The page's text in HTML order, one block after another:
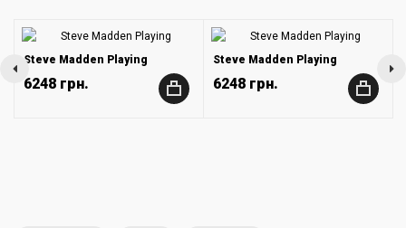
Steve Madden Playing
6248 грн. +
Steve Madden Playing
6248 грн. +